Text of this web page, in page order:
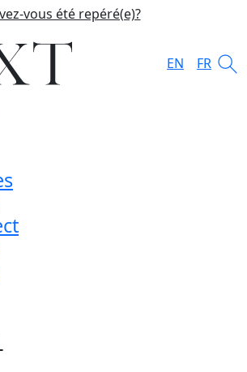
vous été repéré(e)?
EN FR